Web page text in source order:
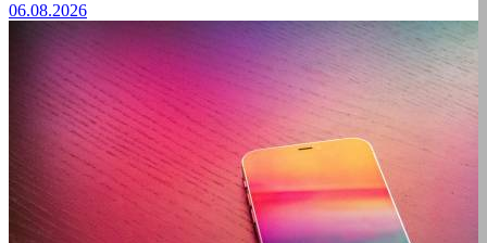
06.08.2026